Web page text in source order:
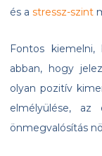
és a stressz-szint
Fontos
abban, hogy
olyan pozitív
elmélyülése, az
önmegvalósítás